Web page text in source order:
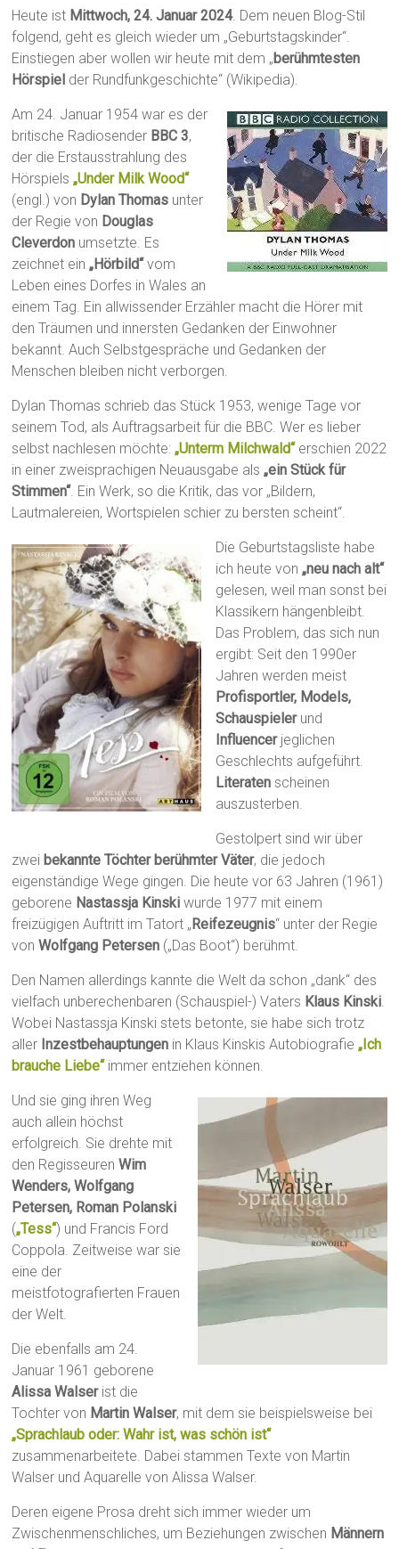
Heute ist Mittwoch, 24. Januar 2024. Dem neuen Blog-Stil
folgend, geht es gleich wieder um „Geburtstagskinder“.
Einstiegen aber wollen wir heute mit dem „berühmtesten
Hörspiel der Rundfunkgeschichte“ (Wikipedia).
Am 24. Januar 1954 war es der
britische Radiosender BBC 3,
der die Erstausstrahlung des
Hörspiels„Under Milk Wood“
(engl.) von Dylan Thomas unter
der Regie von Douglas
Cleverdon umsetzte. Es
zeichnet ein„Hörbild“vom
Leben eines Dorfes in Wales an
einem Tag. Ein allwissender Erzähler macht die Hörer mit
den Träumen und innersten Gedanken der Einwohner
bekannt. Auch Selbstgespräche und Gedanken der
Menschen bleiben nicht verborgen.
Dylan Thomas schrieb das Stück 1953, wenige Tage vor
seinem Tod, als Auftragsarbeit für die BBC. Wer es lieber
selbst nachlesen möchte:„Unterm Milchwald“erschien 2022
in einer zweisprachigen Neuausgabe als„ein Stück für
Stimmen“. Ein Werk, so die Kritik, das vor „Bildern,
Lautmalereien, Wortspielen schier zu bersten scheint“.
Die Geburtstagsliste habe
ich heute von„neu nach alt“
gelesen, weil man sonst bei
Klassikern hängenbleibt.
Das Problem, das sich nun
ergibt: Seit den 1990er
Jahren werden meist
Profisportler, Models,
Schauspielerund
Influencerjeglichen
Geschlechts aufgeführt.
Literaten scheinen
auszusterben.
Gestolpert sind wir über
zwei bekannte Töchter berühmter Väter, die jedoch
eigenständige Wege gingen. Die heute vor 63 Jahren (1961)
geborene Nastassja Kinski wurde 1977 mit einem
freizügigen Auftritt im Tatort „Reifezeugnis“ unter der Regie
vonWolfgang Petersen („Das Boot“) berühmt.
Den Namen allerdings kannte die Welt da schon „dank“ des
vielfach unberechenbaren (Schauspiel-) Vaters Klaus Kinski.
Wobei Nastassja Kinski stets betonte, sie habe sich trotz
aller Inzestbehauptungen in Klaus Kinskis Autobiografie„Ich
brauche Liebe“immer entziehen können.
Und sie ging ihren Weg
auch allein höchst
erfolgreich. Sie drehte mit
den RegisseurenWim
Wenders, Wolfgang
Petersen, Roman Polanski
(„Tess“) und Francis Ford
Coppola. Zeitweise war sie
eine der
meistfotografierten Frauen
der Welt.
Die ebenfalls am 24.
Januar 1961 geborene
Alissa Walserist die
Tochter von Martin Walser, mit dem sie beispielsweise bei
„Sprachlaub oder: Wahr ist, was schön ist“
zusammenarbeitete. Dabei stammen Texte von Martin
Walser und Aquarelle von Alissa Walser.
Deren eigene Prosa dreht sich immer wieder um
Zwischenmenschliches, um Beziehungen zwischen Männern